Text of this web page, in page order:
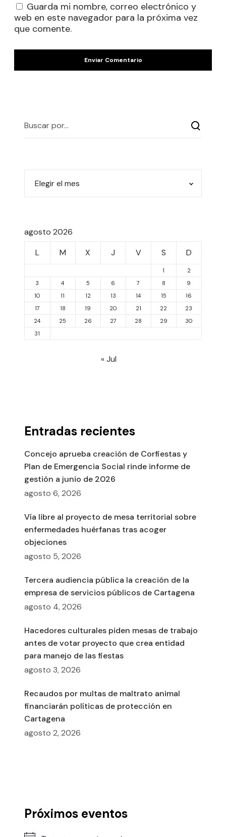
Guarda mi nombre, correo electrónico y
web en este navegador para la próxima vez
que comente.
agosto 2026
L
M X J V S D
1
2
3
4 5 6 7 8
9
10
11 12 13 14 15
16
17
18 19 20 21 22
23
24
25 26 27 28 29
30
31
« Jul
Entradas recientes
Concejo aprueba creación de Corfiestas y
Plan de Emergencia Social rinde informe de
gestión a junio de 2026
agosto 6, 2026
Vía libre al proyecto de mesa territorial sobre
enfermedades huérfanas tras acoger
objeciones
agosto 5, 2026
Tercera audiencia pública la creación de la
empresa de servicios públicos de Cartagena
agosto 4, 2026
Hacedores culturales piden mesas de trabajo
antes de votar proyecto que crea entidad
para manejo de las fiestas
agosto 3, 2026
Recaudos por multas de maltrato animal
financiarán políticas de protección en
Cartagena
agosto 2, 2026
Próximos eventos